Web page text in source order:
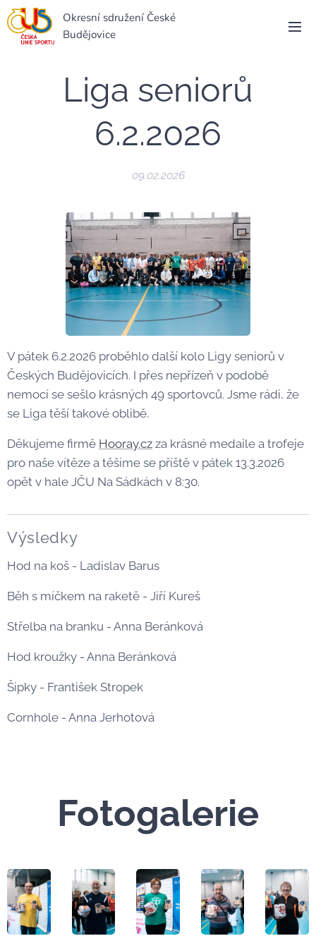
Okresní sdružení České
Budějovice
Liga seniorů
6.2.2026
09.02.2026
V pátek 6.2.2026 proběhlo další kolo Ligy seniorů v
Českých Budějovicích. I přes nepřízeň v podobě
nemocí se sešlo krásných 49 sportovců. Jsme rádi, že
se Liga těší takové oblibě.
Děkujeme firmě Hooray.cz za krásné medaile a trofeje
pro naše vítěze a těšíme se příště v pátek 13.3.2026
opět v hale JČU Na Sádkách v 8:30.
Výsledky
Hod na koš - Ladislav Barus
Běh s míčkem na raketě - Jiří Kureš
Střelba na branku - Anna Beránková
Hod kroužky - Anna Beránková
Šipky - František Stropek
Cornhole - Anna Jerhotová
Fotogalerie